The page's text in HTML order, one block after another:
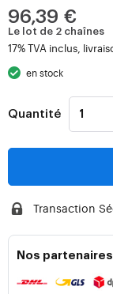
96,39 €
Le lot de 2 chaînes
17% TVA inclus,
en stock
Quantité
Transaction
Nos partenaires